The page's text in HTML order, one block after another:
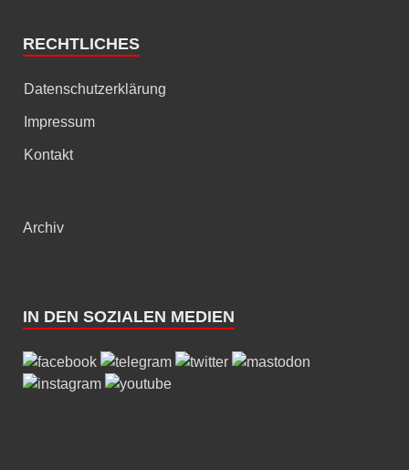
RECHTLICHES
Datenschutzerklärung
Impressum
Kontakt
Archiv
IN DEN SOZIALEN MEDIEN